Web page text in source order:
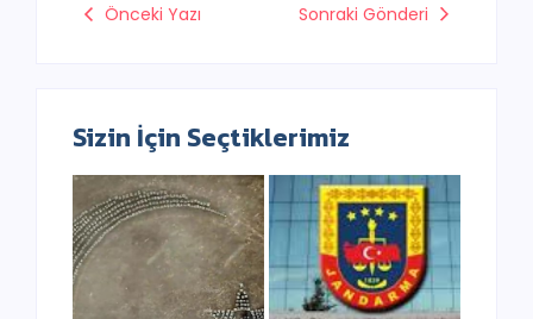
Önceki Yazı Sonraki Gönderi
Sizin İçin Seçtiklerimiz